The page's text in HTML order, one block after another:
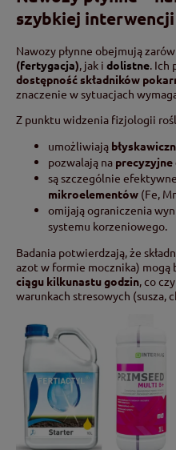
szybkiej interwencji
Nawozy płynne obejmują
(fertygacja), jak i dolistne. Ich
dostępność składników
znaczenie w sytuacjach
Z punktu widzenia fizjologii
umożliwiają
pozwalają na precyzyjne
są szczególnie
mikroelementów (Fe,
omijają ograniczenia
systemu korzeniowego.
Badania potwierdzają, że
azot w formie mocznika) mogą
ciągu kilkunastu godzin, co
warunkach stresowych (susza,